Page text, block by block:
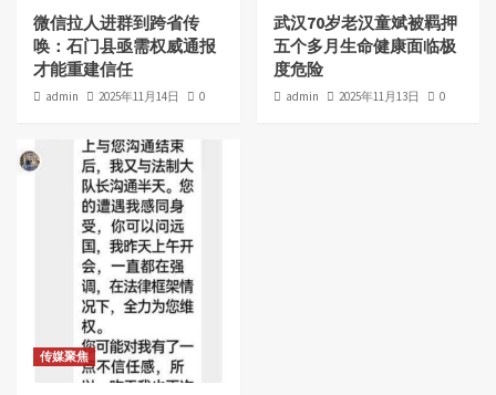
微信拉人进群到跨省传
唤：石门县亟需权威通报
才能重建信任
admin 2025年11月14日 0
武汉70岁老汉童斌被羁押
五个多月生命健康面临极
度危险
admin 2025年11月13日 0
传媒聚焦